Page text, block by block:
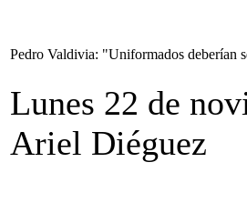
Pedro Valdivia: "Uniformados deberían
Lunes 22 de
Ariel Diéguez